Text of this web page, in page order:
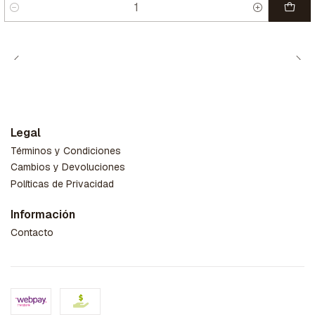
Cantidad
Legal
Términos y Condiciones
Cambios y Devoluciones
Políticas de Privacidad
Información
Contacto